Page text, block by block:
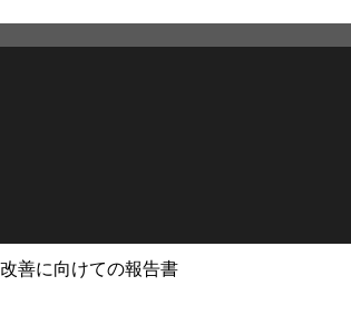
善に向けての報告書